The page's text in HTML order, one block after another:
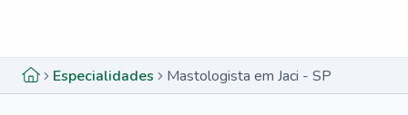
Especialidades Mastologista em Jaci - SP